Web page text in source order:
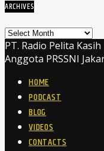
ARCHIVES
Archives
PT. Radio Pelita
Anggota PRSSNI
HOME
PODCAST
BLOG
VIDEOS
CONTACTS